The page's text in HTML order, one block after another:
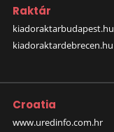
Raktár
kiadoraktarbudapest.hu
kiadoraktardebrecen.hu
Croatia
www.uredinfo.com.hr